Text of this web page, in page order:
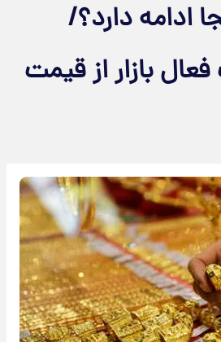
ادامه دارد؟/
بازار از قیمت